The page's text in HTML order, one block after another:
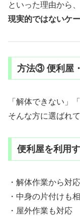
といった理由から、
現実的ではないケ
方法③ 便利屋
「解体できない」
そんな方に選ばれ
便利屋を利用
・解体作業から対応
・中身の片付けも
・屋外作業も対応